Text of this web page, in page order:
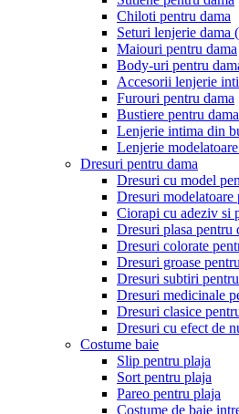
Chiloti pentru dama
Seturi lenjerie dama
Maiouri pentru dama
Body-uri pentru
Accesorii lenjerie
Furouri pentru dama
Bustiere pentru dama
Lenjerie intima din
Lenjerie
Dresuri pentru dama
Dresuri cu model
Dresuri modelatoare
Ciorapi cu adeziv si
Dresuri plasa pentru
Dresuri colorate
Dresuri groase
Dresuri subtiri
Dresuri medicinale
Dresuri clasice
Dresuri cu efect de
Costume baie
Slip pentru plaja
Sort pentru plaja
Pareo pentru plaja
Costume de baie